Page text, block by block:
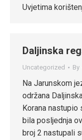
Uvjetima
Daljinska
Uncategorized By
Na Jarunskom
održana
Korana nastupio
bila posljednja
broj 2 nastupali